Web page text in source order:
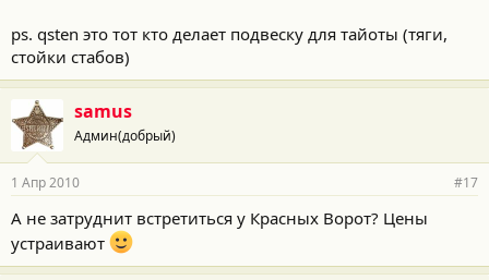
ps. qsten это тот кто делает подвеску для тайоты (тяги,
стойки стабов)
samus
Админ(добрый)
1 Апр 2010 #17
А не затруднит встретиться у Красных Ворот? Цены
устраивают